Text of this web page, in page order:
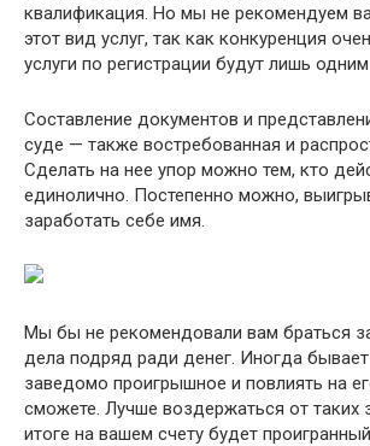
квалификация. Но мы не рекомендуем
этот вид услуг, так как конкуренция
услуги по регистрации будут лишь
Составление документов и
суде — также востребованная и
Сделать на нее упор можно тем, кто
единолично. Постепенно можно,
заработать себе имя.
Мы бы не рекомендовали вам браться
дела подряд ради денег. Иногда
заведомо проигрышное и повлиять на
сможете. Лучше воздержаться от таких
итоге на вашем счету будет